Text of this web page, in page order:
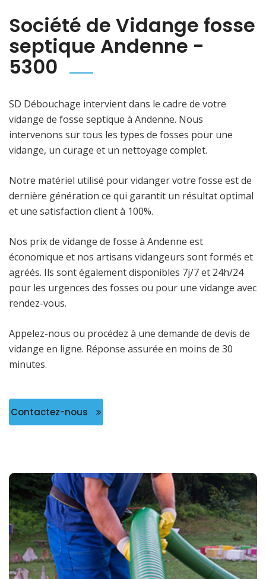
Société de Vidange fosse
septique Andenne -
5300
SD Débouchage intervient dans le cadre de votre
vidange de fosse septique à Andenne. Nous
intervenons sur tous les types de fosses pour une
vidange, un curage et un nettoyage complet.
Notre matériel utilisé pour vidanger votre fosse est de
dernière génération ce qui garantit un résultat optimal
et une satisfaction client à 100%.
Nos prix de vidange de fosse à Andenne est
économique et nos artisans vidangeurs sont formés et
agréés. Ils sont également disponibles 7j/7 et 24h/24
pour les urgences des fosses ou pour une vidange avec
rendez-vous.
Appelez-nous ou procédez à une demande de devis de
vidange en ligne. Réponse assurée en moins de 30
minutes.
Contactez-nous